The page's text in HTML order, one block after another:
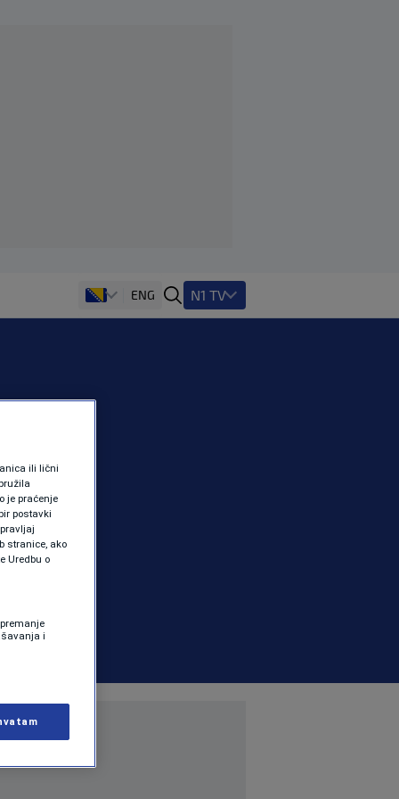
ENG N1 TV
ili lični
je praćenje
postavki
stranice, ako
Uredbu o
i